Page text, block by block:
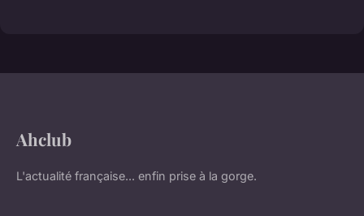
Ahclub
L'actualité française... enfin prise à la gorge.